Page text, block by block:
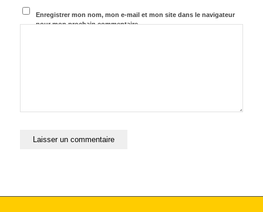
Enregistrer mon nom, mon e-mail et mon site dans le navigateur
pour mon prochain commentaire.